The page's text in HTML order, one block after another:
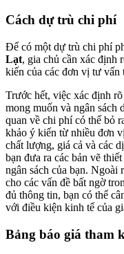
Cách dự trù chi phí
Để có một dự trù chi phí
Lạt, gia chủ cần xác định
kiến của các đơn vị tư vấn
Trước hết, việc xác định
mong muốn và ngân sách
quan về chi phí có thể bỏ
khảo ý kiến từ nhiều đơn
chất lượng, giá cả và các
bạn đưa ra các bản vẽ
ngân sách của bạn. Ngoài
cho các vấn đề bất ngờ
đủ thông tin, bạn có thể
với điều kiện kinh tế của
Bảng báo giá tham